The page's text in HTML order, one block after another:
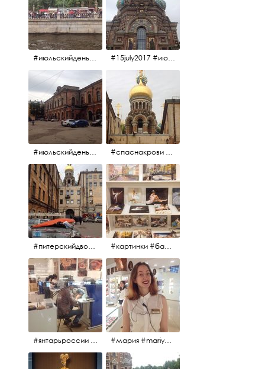
#июльскийдень2017 #15july2017 #15july2017 #июльскийдень2017 #спаснакрови
#июльскийдень2017 #15july2017 #спаснакрови #июльскийдень2017
#питерскийдвор #спаснакрови #июльскийдень2017 #картинки #балетпитера #янтарьроссиии
#янтарьроссии #янтарь #мария #mariya #янтарьроссии